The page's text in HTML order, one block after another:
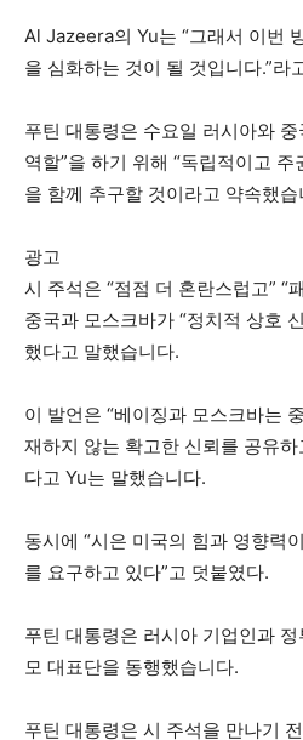
Al Jazeera의 Yu는 “그래서 이번
을 심화하는 것이 될 것입니다.”라
푸틴 대통령은 수요일 러시아와
역할”을 하기 위해 “독립적이고
을 함께 추구할 것이라고 약속했습
광고
시 주석은 “점점 더 혼란스럽고” “
중국과 모스크바가 “정치적 상호
했다고 말했습니다.
이 발언은 “베이징과 모스크바는
재하지 않는 확고한 신뢰를 공유
다고 Yu는 말했습니다.
동시에 “시은 미국의 힘과 영향력
를 요구하고 있다”고 덧붙였다.
푸틴 대통령은 러시아 기업인과
모 대표단을 동행했습니다.
푸틴 대통령은 시 주석을 만나기